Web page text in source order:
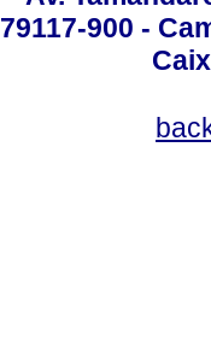
79117-900 -